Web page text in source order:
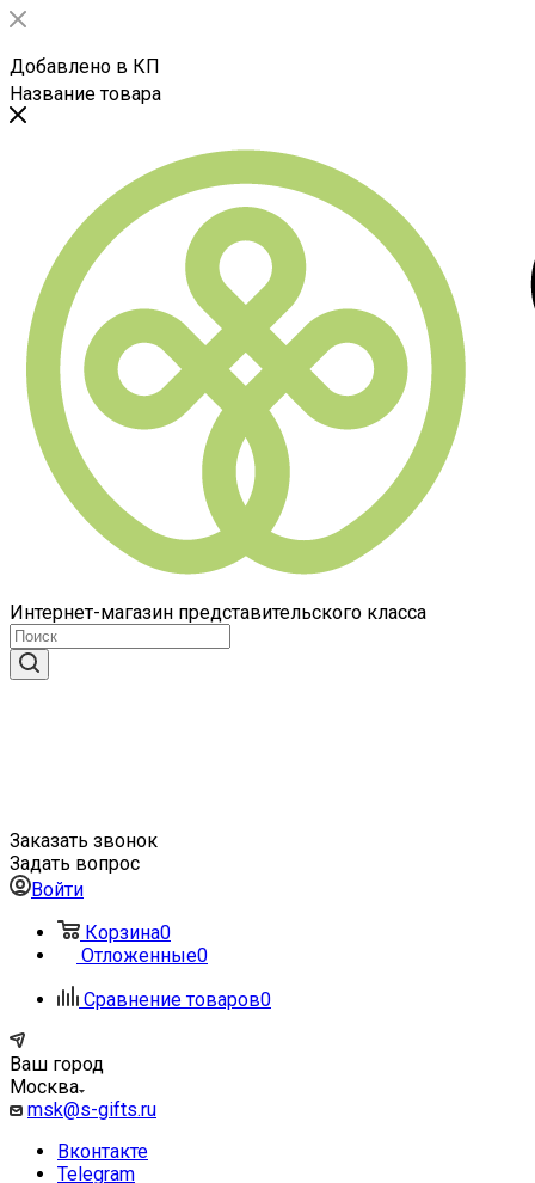
Добавлено в КП
Название товара
Интернет-магазин представительского класса
Заказать звонок
Задать вопрос
Войти
Корзина0
Отложенные0
Сравнение товаров0
Ваш город
Москва
msk@s-gifts.ru
Вконтакте
Telegram